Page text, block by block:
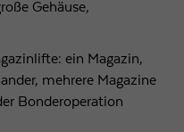
Gehäuse,
ein Magazin,
mehrere Magazine
Bonderoperation